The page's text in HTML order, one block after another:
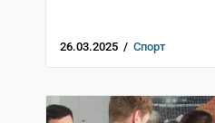
26.03.2025 / Спорт